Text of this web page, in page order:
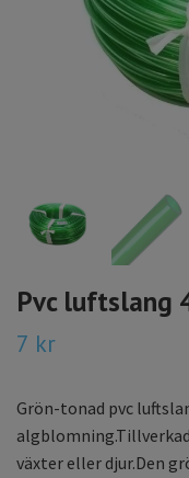
Pvc luftslang
7 kr
Grön-tonad pvc
växter eller djur.Den